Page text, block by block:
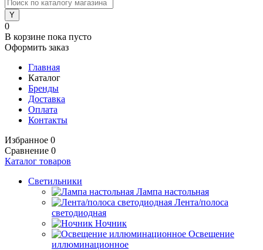
0
В корзине пока пусто
Оформить заказ
Главная
Каталог
Бренды
Доставка
Оплата
Контакты
Избранное 0
Сравнение 0
Каталог товаров
Светильники
Лампа настольная
Лента/полоса
светодиодная
Ночник
Освещение
иллюминационное